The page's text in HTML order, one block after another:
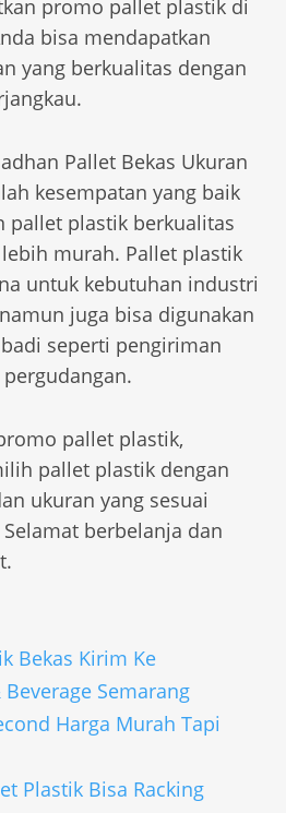
promo pallet plastik di
bisa mendapatkan
yang berkualitas dengan
Pallet Bekas Ukuran
kesempatan yang baik
pallet plastik berkualitas
murah. Pallet plastik
untuk kebutuhan industri
juga bisa digunakan
seperti pengiriman
pallet plastik,
pallet plastik dengan
ukuran yang sesuai
berbelanja dan
Bekas Kirim Ke
Semarang
Harga Murah Tapi
Plastik Bisa Racking